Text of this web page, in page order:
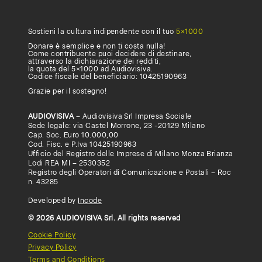
Sostieni la cultura indipendente con il tuo5×1000
Donare è semplice e non ti costa nulla!
Come contribuente puoi decidere di destinare,
attraverso la dichiarazione dei redditi,
la quota del 5×1000 ad Audiovisiva.
Codice fiscale del beneficiario: 10425190963
Grazie per il sostegno!
AUDIOVISIVA– Audiovisiva Srl Impresa Sociale
Sede legale: via Castel Morrone, 23 -20129 Milano
Cap. Soc. Euro 10.000,00
Cod. Fisc. e P.Iva 10425190963
Ufficio del Registro delle Imprese di Milano Monza Brianza
Lodi REA MI – 2530352
Registro degli Operatori di Comunicazione e Postali – Roc
n. 43285
Developed by Incode
© 2026 AUDIOVISIVA Srl. All rights reserved
Cookie Policy
Privacy Policy
Terms and Conditions